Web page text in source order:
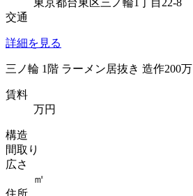
東京都台東区三ノ輪1丁目22-8
交通
詳細を見る
三ノ輪 1階 ラーメン居抜き 造作200万
賃料
万円
構造
間取り
広さ
㎡
住所